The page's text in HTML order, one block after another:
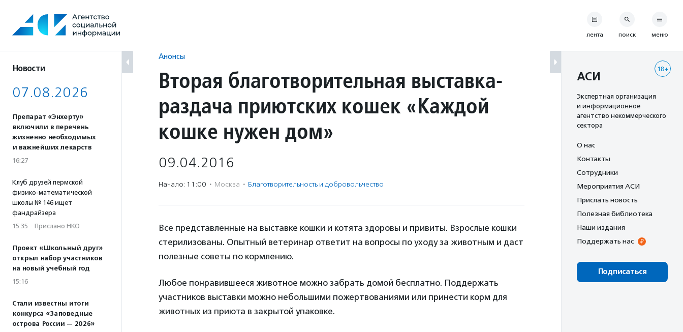
содержанию
Новости
07.08.2026
Препарат «Энхерту»
включили в перечень
жизненно необходимых
и важнейших лекарств
16:27
Клуб друзей пермской
физико-математической
школы № 146 ищет
фандрайзера
15:35 · Прислано НКО
Проект «Школьный друг»
открыл набор участников
на новый учебный год
15:16
Стали известны итоги
конкурса «Заповедные
острова России — 2026»
Анонсы
Вторая благотворительная выставка-
раздача приютских кошек «Каждой
кошке нужен дом»
09.04.2016
Начало: 11:00 · Москва · Благотвори­тель­ность и доброволь­чест­во
Все представленные на выставке кошки и котята здоровы и привиты. Взрослые кошки
стерилизованы. Опытный ветеринар ответит на вопросы по уходу за животным и даст
полезные советы по кормлению.
Любое понравившееся животное можно забрать домой бесплатно. Поддержать
участников выставки можно небольшими пожертвованиями или принести корм для
животных из приюта в закрытой упаковке.
лента поиск меню
18+
АСИ
Экспертная организация
и информационное
агентство некоммерческого
сектора
О нас
Контакты
Сотрудники
Мероприятия АСИ
Прислать новость
Полезная библиотека
Наши издания
Поддержать нас
Подписаться